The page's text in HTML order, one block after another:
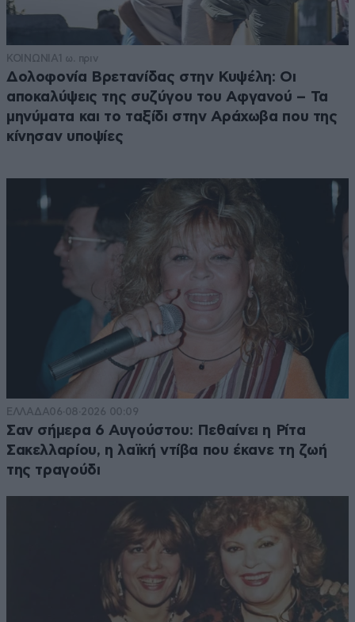
ΚΟΙΝΩΝΙΑ1 ω. πριν
Δολοφονία Βρετανίδας στην Κυψέλη: Οι
αποκαλύψεις της συζύγου του Αφγανού – Τα
μηνύματα και το ταξίδι στην Αράχωβα που της
κίνησαν υποψίες
ΕΛΛΑΔΑ06·08·2026 00:09
Σαν σήμερα 6 Αυγούστου: Πεθαίνει η Ρίτα
Σακελλαρίου, η λαϊκή ντίβα που έκανε τη ζωή
της τραγούδι